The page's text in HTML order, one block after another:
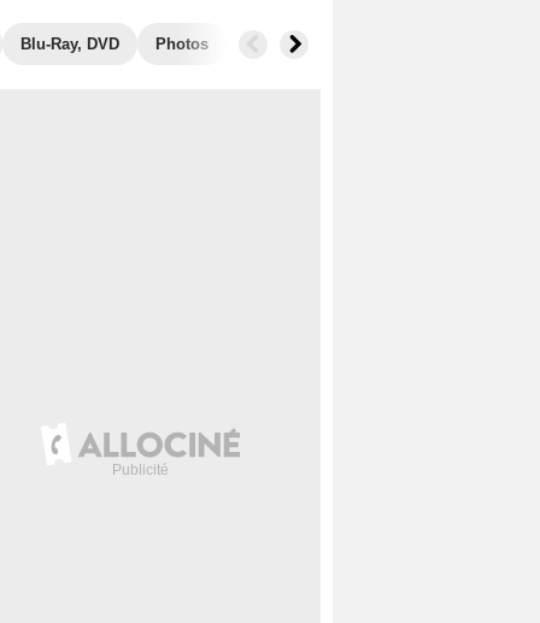
Blu-Ray, DVD Photos Secrets de tournage